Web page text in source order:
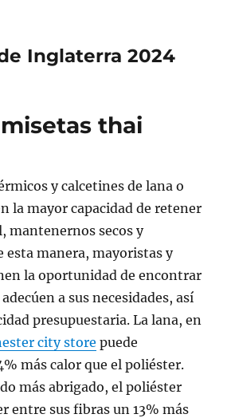
Inglaterra 2024
thai
y calcetines de lana o
la mayor capacidad de retener
mantenernos secos y
esta manera, mayoristas y
la oportunidad de encontrar
a sus necesidades, así
presupuestaria. La lana, en
city store puede
más calor que el poliéster.
más abrigado, el poliéster
entre sus fibras un 13% más